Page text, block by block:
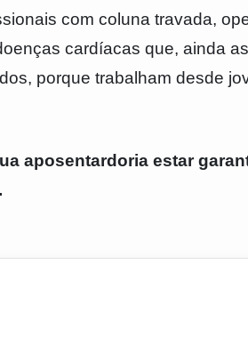
com coluna travada,
cardíacas que, ainda
porque trabalham desde
aposentardoria estar